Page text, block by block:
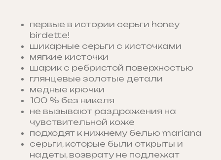
первые в истории серьги honey
birdette!
шикарные серьги с кисточками
мягкие кисточки
шарик с ребристой поверхностью
глянцевые золотые детали
медные крючки
100 % без никеля
не вызывают раздражения на
чувствительной коже
подходят к нижнему белью mariana
серьги, которые были открыты и
надеты, возврату не подлежат